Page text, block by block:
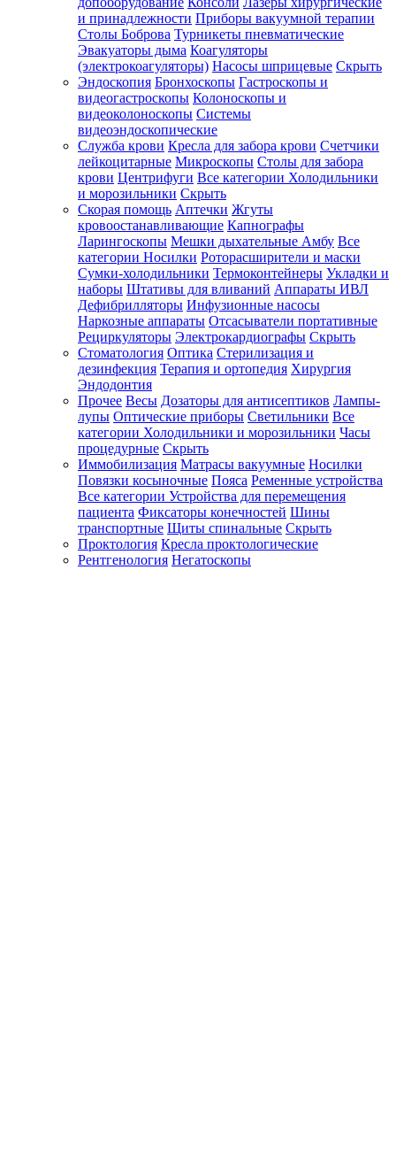
и принадлежности Приборы вакуумной терапии
Столы Боброва Турникеты пневматические
Эвакуаторы дыма Коагуляторы
(электрокоагуляторы) Насосы шприцевые Скрыть
Эндоскопия Бронхоскопы Гастроскопы и
видеогастроскопы Колоноскопы и
видеоколоноскопы Системы
видеоэндоскопические
Служба крови Кресла для забора крови Счетчики
лейкоцитарные Микроскопы Столы для забора
крови Центрифуги Все категории Холодильники
и морозильники Скрыть
Скорая помощь Аптечки Жгуты
кровоостанавливающие Капнографы
Ларингоскопы Мешки дыхательные Амбу Все
категории Носилки Роторасширители и маски
Сумки-холодильники Термоконтейнеры Укладки и
наборы Штативы для вливаний Аппараты ИВЛ
Дефибрилляторы Инфузионные насосы
Наркозные аппараты Отсасыватели портативные
Рециркуляторы Электрокардиографы Скрыть
Стоматология Оптика Стерилизация и
дезинфекция Терапия и ортопедия Хирургия
Эндодонтия
Прочее Весы Дозаторы для антисептиков Лампы-
лупы Оптические приборы Светильники Все
категории Холодильники и морозильники Часы
процедурные Скрыть
Иммобилизация Матрасы вакуумные Носилки
Повязки косыночные Пояса Ременные устройства
Все категории Устройства для перемещения
пациента Фиксаторы конечностей Шины
транспортные Щиты спинальные Скрыть
Проктология Кресла проктологические
Рентгенология Негатоскопы